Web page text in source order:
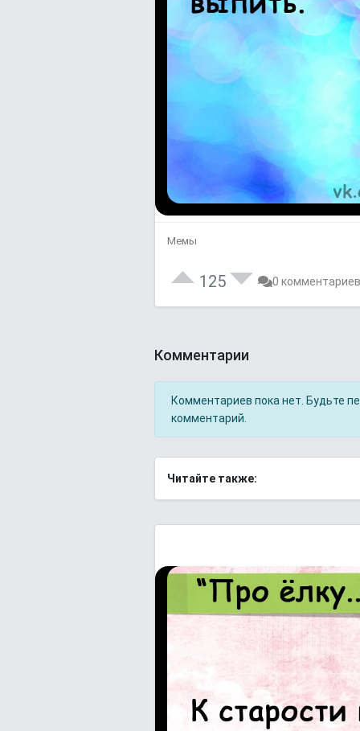
Мемы
125 0 комментариев
Комментарии
Комментариев пока нет. Будьте
комментарий.
Читайте также: